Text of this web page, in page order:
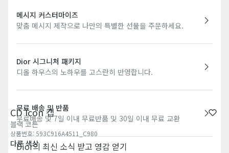
CD Icon 캡
블랙 코튼
상품번호:593C916A4511_C980
다른 색상
메시지 커스터마이즈
맞춤 메시지 제작으로 나만의 특별한 선물을 주문하세요.
Dior 시그니처 패키지
디올 하우스의 노하우를 고스란히 반영합니다.
무료 배송 및 반품
무료배송 및 7일 이내 무료반품 및 30일 이내 무료 교환
Dior의 최신 소식 받고 영감 얻기